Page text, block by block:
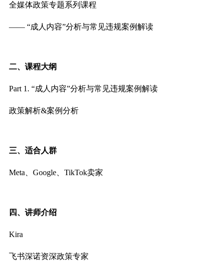
全媒体政策专题系列课程
—— “成人内容”分析与常见违规案例解读
二、课程大纲
Part 1. “成人内容”分析与常见违规案例解读
政策解析&案例分析
三、适合人群
Meta、Google、TikTok卖家
四、讲师介绍
Kira
飞书深诺资深政策专家